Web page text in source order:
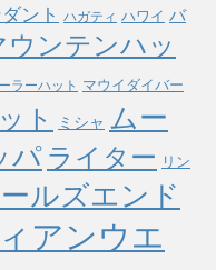
ント ハガティ ハワイ バ
ンテンハッ
ラーハット マウイダイバー
ト ミシャ ムー
パ ライター リン
ルズエンド
アンウエ